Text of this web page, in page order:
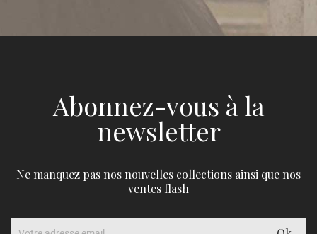
Abonnez-vous à la
newsletter
Ne manquez pas nos nouvelles collections ainsi que nos
ventes flash